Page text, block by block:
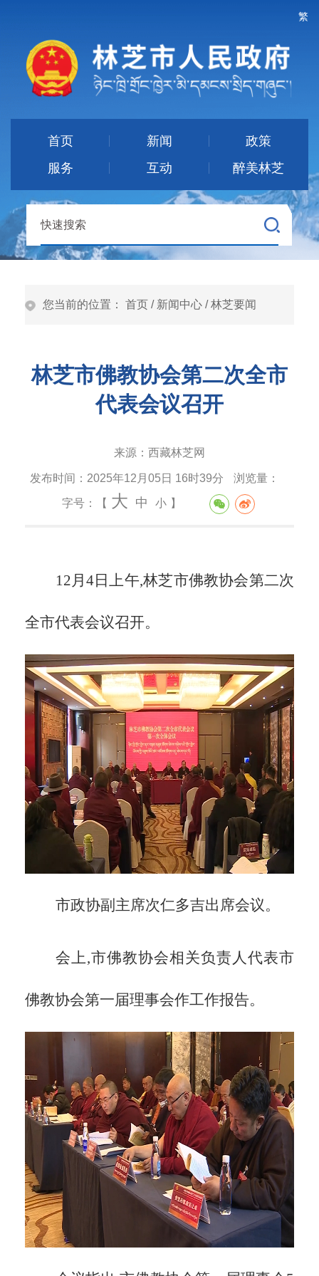
繁
首页 新闻
政策
服务
互动 醉美林芝
您当前的位置： 首页 / 新闻中心 /林芝要闻
林芝市佛教协会第二次全市
代表会议召开
来源： 西藏林芝网
发布时间： 2025年12月05日 16时39分 浏览量：
字号：【 大 中 小 】
12月4日上午,林芝市佛教协会第二次
全市代表会议召开。
市政协副主席次仁多吉出席会议。
会上,市佛教协会相关负责人代表市
佛教协会第一届理事会作工作报告。